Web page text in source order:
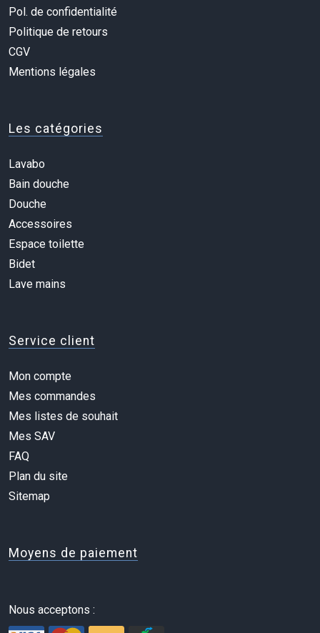
Pol. de confidentialité
Politique de retours
CGV
Mentions légales
Les catégories
Lavabo
Bain douche
Douche
Accessoires
Espace toilette
Bidet
Lave mains
Service client
Mon compte
Mes commandes
Mes listes de souhait
Mes SAV
FAQ
Plan du site
Sitemap
Moyens de paiement
Nous acceptons :